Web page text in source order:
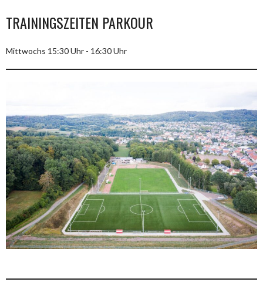
TRAININGSZEITEN PARKOUR
Mittwochs 15:30 Uhr - 16:30 Uhr